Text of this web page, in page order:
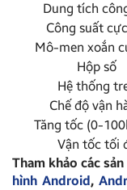
Dung tích
Công suất
Mô-men xoắn
Hộp số
Hệ thống
Chế độ vận
Tăng tốc (0-
Vận tốc tối
Tham khảo các
hình Android,